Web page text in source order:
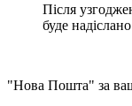
Після
буде
"Нова Пошта" за